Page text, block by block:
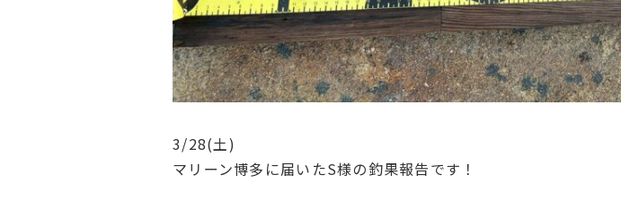
3/28(土)
マリーン博多に届いたS様の釣果報告です！